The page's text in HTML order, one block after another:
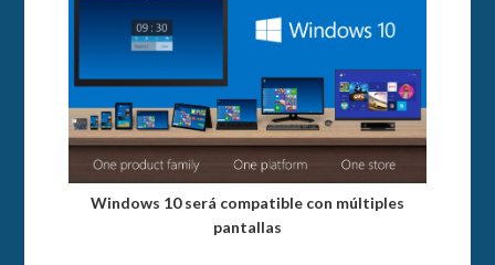
Windows 10 será compatible con múltiples
pantallas